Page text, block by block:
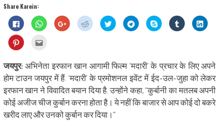
Share Karein:
Click
to
share
on
Facebook
(Opens
new
window)
Click
to
share
new
window)
Click
to
share
new
window)
Click
to
share
new
window)
Click
to
share
new
window)
Click
to
share
new
window)
Share
on
Skype
Click
to
share
new
window)
Click
to
new
Click
to
Pinterest
(Opens
in
new
window)
to
a
friend
(Opens
in
new
window)
जयपुर: अभिनेता इरफान खान आगामी फिल्म ‘मदारी’ के प्रचार के लिए अपने
होम टाउन जयपुर में हैं. ‘मदारी’ के प्रमोशनल इवेंट में ईद-उल-जुहा को लेकर
इरफान खान ने विवादित बयान दिया है. उन्होंने कहा, “कुर्बानी का मतलब अपनी
कोई अजीज चीज कुर्बान करना होता है। ये नहीं कि बाजार से आप कोई दो बकरे
खरीद लाए और उनको कुर्बान कर दिया।”